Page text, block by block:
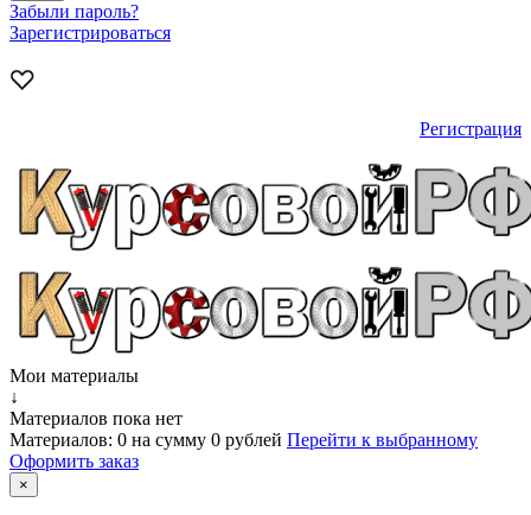
Забыли пароль?
Зарегистрироваться
Регистрация
Мои материалы
↓
Материалов пока нет
Материалов: 0 на сумму 0 рублей Перейти к выбранному
Оформить заказ
×